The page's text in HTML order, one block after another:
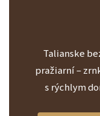
Talianske
pražiarní –
s rýchlym